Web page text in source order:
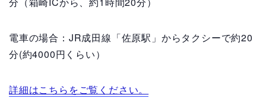
電車の場合：JR成田線「佐原駅」からタクシーで約20
分(約4000円くらい）
詳細はこちらをご覧ください。